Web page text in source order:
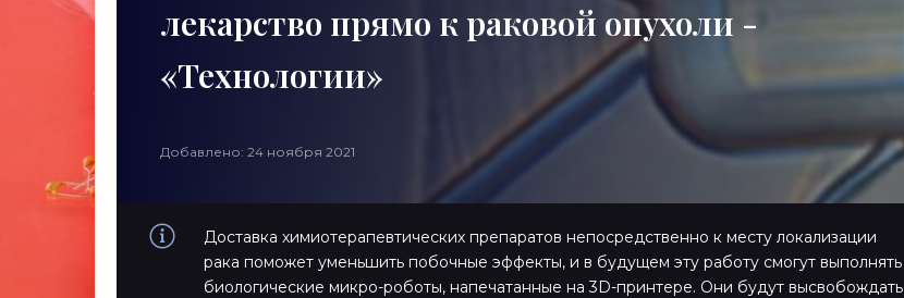
лекарство прямо к раковой опухоли -
«Технологии»
Добавлено: 24 ноября 2021
Доставка химиотерапевтических препаратов непосредственно к месту локализации
рака поможет уменьшить побочные эффекты, и в будущем эту работу смогут выполнять
биологические микро-роботы, напечатанные на 3D-принтере. Они будут высвобождать